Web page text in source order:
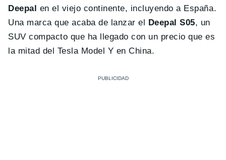
Deepal en el viejo continente, incluyendo a España.
Una marca que acaba de lanzar el
Deepal S05, un
SUV compacto que ha llegado con un precio que es
la mitad del Tesla Model Y en China.